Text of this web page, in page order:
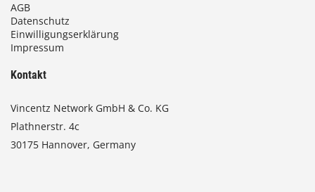
AGB
Datenschutz
Einwilligungserklärung
Impressum
Kontakt
Vincentz Network GmbH & Co. KG
Plathnerstr. 4c
30175 Hannover, Germany